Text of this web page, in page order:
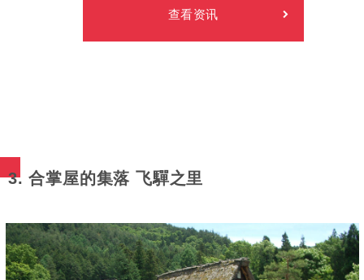
查看资讯
3. 合掌屋的集落 飞驒之里